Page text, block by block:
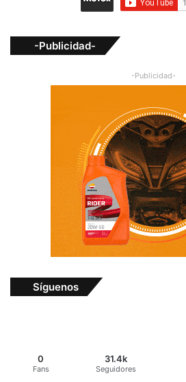
-Publicidad-
-Publicidad-
Síguenos
0
Fans
31.4k
Seguidores